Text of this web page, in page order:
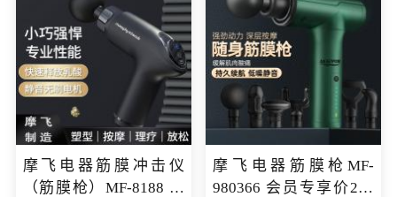
摩飞电器筋膜冲击仪
（筋膜枪）MF-8188 会
摩飞电器筋膜枪MF-
980366 会员专享价299